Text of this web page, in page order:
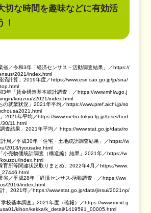
切な時間を趣味などに有効活
！
省／令和3年「経済センサス－活動調査結果」／https://
2021/index.html
済計算」2019年度／https://www.esri.cao.go.jp/jp/sna/
3年「賃金構造基本統計調査」／https://www.mhlw.go.j
kouzou/z2021/index.html
の就業状況」2021年平均／https://www.pref.aichi.jp/so
2021年平均／https://www.metro.tokyo.lg.jp/tosei/hod
30/11.html
査結果」2021年平均／ https://www.stat.go.jp/data/ro
計局／平成30年「住宅・土地統計調査結果」／https://w
2018/tyousake.html
小売物価統計調査（構造編）結果」2021年／https://w
index.html
育所等関連状況取りまとめ」2022年4月／https://www.
省／平成28年「経済センサス-活動調査」／https://ww
2016/index.html
」2021年／https://www.stat.go.jp/data/jinsui/2021np/
学校基本調査」2021年度（確報）／https://www.mext.g
kihon/kekka/k_detail/1419591_00005.html